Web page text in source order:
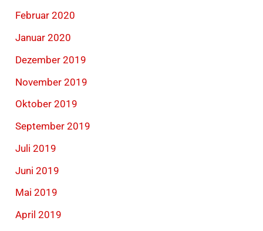
Februar 2020
Januar 2020
Dezember 2019
November 2019
Oktober 2019
September 2019
Juli 2019
Juni 2019
Mai 2019
April 2019